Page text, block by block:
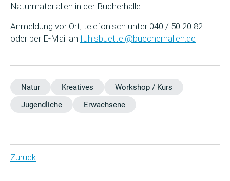
Naturmaterialien in der Bücherhalle.
Anmeldung vor Ort, telefonisch unter 040 / 50 20 82
oder per E-Mail an fuhlsbuettel@buecherhallen.de
Natur Kreatives
Workshop / Kurs
Jugendliche
Erwachsene
Zurück